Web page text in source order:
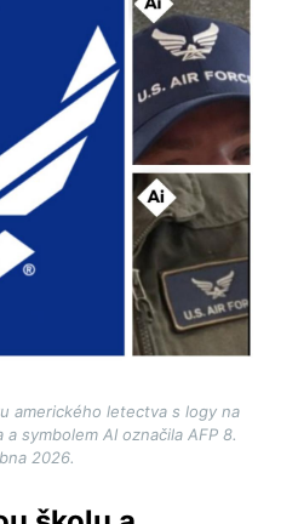
amerického letectva s logy na
symbolem AI označila AFP 8.
2026.